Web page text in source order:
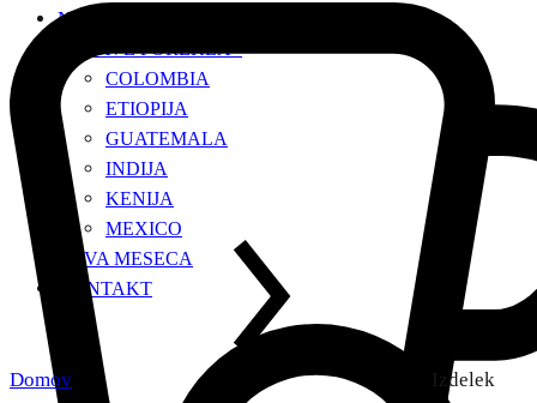
NAŠE KAVE
DRŽAVE POREKLA+
COLOMBIA
ETIOPIJA
GUATEMALA
INDIJA
KENIJA
MEXICO
KAVA MESECA
KONTAKT
Domov Izdelek